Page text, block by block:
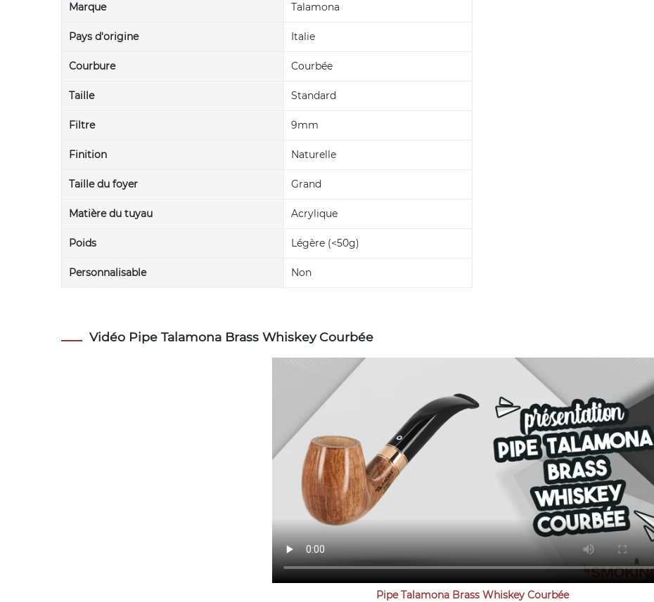
Marque Talamona
Pays d'origine Italie
Courbure Courbée
Taille Standard
Filtre 9mm
Finition Naturelle
Taille du foyer Grand
Matière du tuyau Acrylique
Poids Légère (<50g)
Personnalisable Non
Vidéo Pipe Talamona Brass Whiskey Courbée
Pipe Talamona Brass Whiskey Courbée